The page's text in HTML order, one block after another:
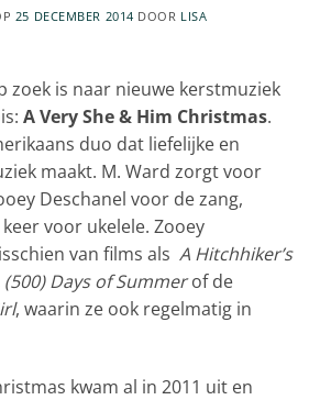
25 DECEMBER 2014 DOOR LISA
zoek is naar nieuwe kerstmuziek
A Very She & Him Christmas.
duo dat liefelijke en
maakt. M. Ward zorgt voor
Deschanel voor de zang,
voor ukelele. Zooey
van films als A Hitchhiker’s
Days of Summerof de
, waarin ze ook regelmatig in
kwam al in 2011 uit en